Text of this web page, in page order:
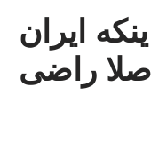
ایران
راضی